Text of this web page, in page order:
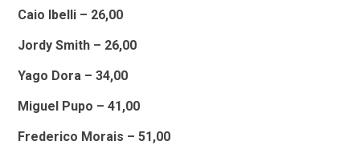
Caio Ibelli – 26,00
Jordy Smith – 26,00
Yago Dora – 34,00
Miguel Pupo – 41,00
Frederico Morais – 51,00